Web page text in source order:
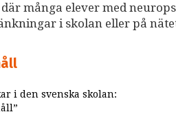
många elever med
i skolan eller på
i den svenska skolan: